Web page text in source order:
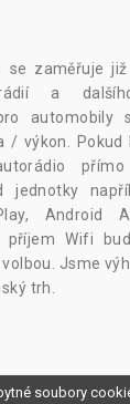
se zaměřuje
a
automobily
/ výkon. Pokud
jednotky
Android
příjem Wifi
Jsme
trh.
soubory